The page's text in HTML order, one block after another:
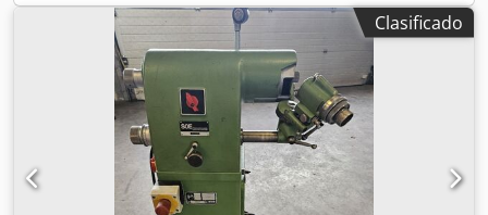
Clasificado